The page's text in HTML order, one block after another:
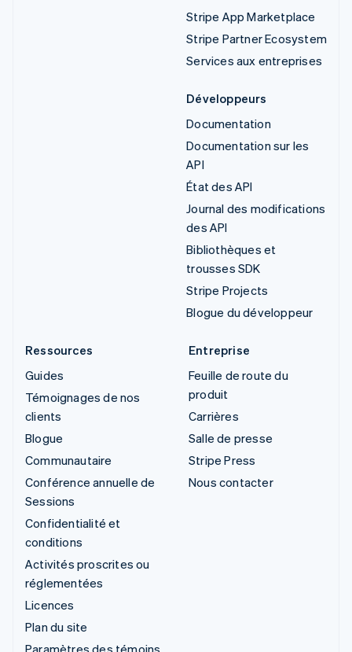
Stripe App Marketplace
Stripe Partner Ecosystem
Services aux entreprises
Développeurs
Documentation
Documentation sur les
API
État des API
Journal des modifications
des API
Bibliothèques et
trousses SDK
Stripe Projects
Blogue du développeur
Ressources
Guides
Témoignages de nos
clients
Blogue
Communautaire
Conférence annuelle de
Sessions
Confidentialité et
conditions
Activités proscrites ou
réglementées
Licences
Plan du site
Paramètres des témoins
Entreprise
Feuille de route du
produit
Carrières
Salle de presse
Stripe Press
Nous contacter